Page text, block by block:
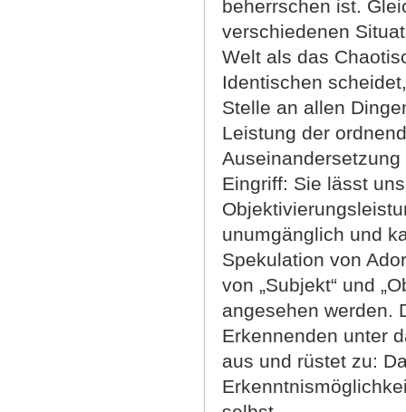
beherrschen ist.
verschiedenen
Welt als das
Identischen
Stelle an allen
Leistung der
Eingriff: Sie lässt
unumgänglich und
Spekulation von
von „Subjekt“ und
angesehen werden.
Erkennenden unter
aus und rüstet zu: